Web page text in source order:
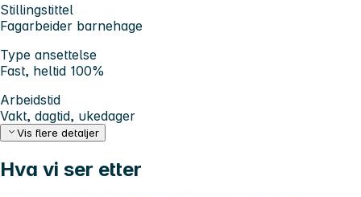
Stillingstittel
Fagarbeider barnehage
Type ansettelse
Fast, heltid 100%
Arbeidstid
Vakt, dagtid, ukedager
Vis flere detaljer
Hva vi ser etter